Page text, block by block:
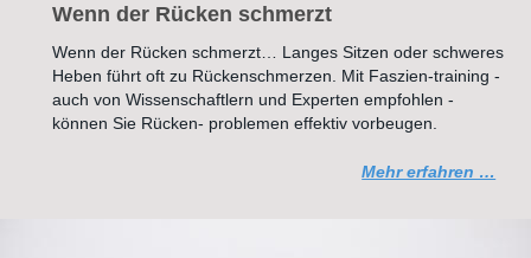
Wenn der Rücken schmerzt
Wenn der Rücken schmerzt… Langes Sitzen oder schweres
Heben führt oft zu Rückenschmerzen. Mit Faszien-training -
auch von Wissenschaftlern und Experten empfohlen -
können Sie Rücken- problemen effektiv vorbeugen.
Mehr erfahren …